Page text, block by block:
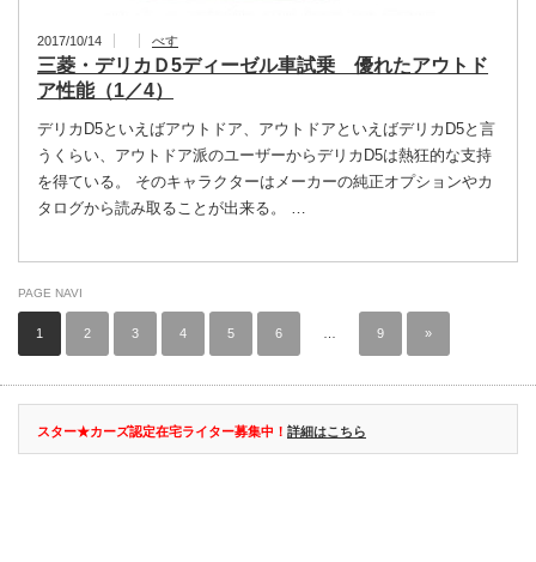
2017/10/14 べす
三菱・デリカＤ5ディーゼル車試乗 優れたアウトド
ア性能（1／4）
デリカD5といえばアウトドア、アウトドアといえばデリカD5と言
うくらい、アウトドア派のユーザーからデリカD5は熱狂的な支持
を得ている。 そのキャラクターはメーカーの純正オプションやカ
タログから読み取ることが出来る。 …
PAGE NAVI
1 2 3 4 5 6 9 »
スター★カーズ認定在宅ライター募集中！ 詳細はこちら